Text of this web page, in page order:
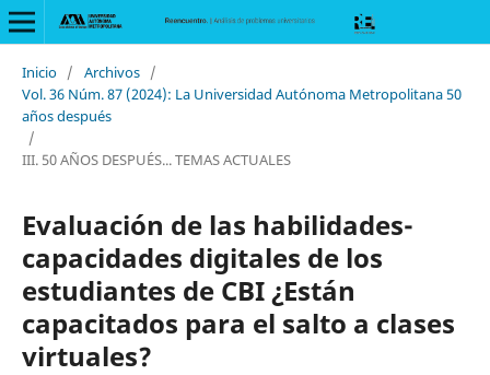
Inicio / Archivos /
Vol. 36 Núm. 87 (2024): La Universidad Autónoma Metropolitana 50
años después
/
III. 50 AÑOS DESPUÉS... TEMAS ACTUALES
Evaluación de las habilidades-
capacidades digitales de los
estudiantes de CBI ¿Están
capacitados para el salto a clases
virtuales?